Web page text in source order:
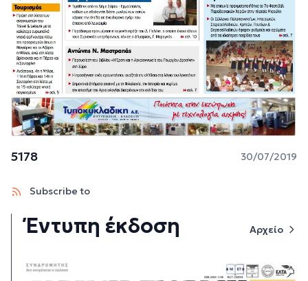
5178 30/07/2019
Subscribe to
Έντυπη έκδοση Αρχείο